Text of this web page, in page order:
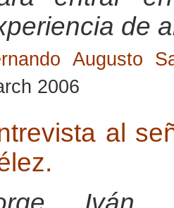
de
Augusto
2006
al